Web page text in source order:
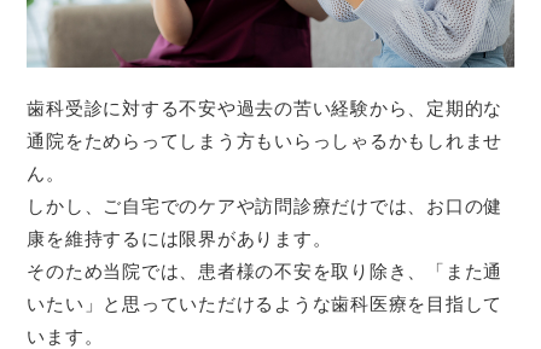
歯科受診に対する不安や過去の苦い経験から、定期的な
通院をためらってしまう方もいらっしゃるかもしれませ
ん。
しかし、ご自宅でのケアや訪問診療だけでは、お口の健
康を維持するには限界があります。
そのため当院では、患者様の不安を取り除き、「また通
いたい」と思っていただけるような歯科医療を目指して
います。